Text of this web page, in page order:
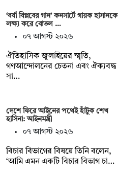
‘বর্ষা বিপ্লবের গান’ কনসার্টে গায়ক হাসানকে
লক্ষ্য করে বোতল …
০৭ আগস্ট ২০২৬
ঐতিহাসিক জুলাইয়ের স্মৃতি,
গণআন্দোলনের চেতনা এবং ঐক্যবদ্ধ
সা…
দেশে ফিরে আইনের পথেই হাঁটুক শেখ
হাসিনা: আইনমন্ত্রী
০৭ আগস্ট ২০২৬
বিচার বিভাগের বিষয়ে তিনি বলেন,
‘আমি এমন একটি বিচার বিভাগ চা…